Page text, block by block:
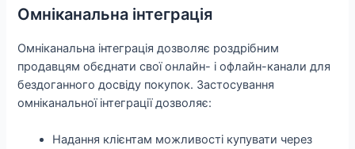
Омніканальна інтеграція
Омніканальна інтеграція дозволяє роздрібним
продавцям обєднати свої онлайн- і офлайн-канали для
бездоганного досвіду покупок. Застосування
омніканальної інтеграції дозволяє:
Надання клієнтам можливості купувати через